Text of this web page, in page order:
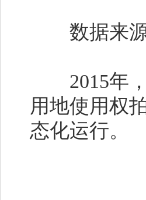
数据来源
2015年，
用地使用权
态化运行。